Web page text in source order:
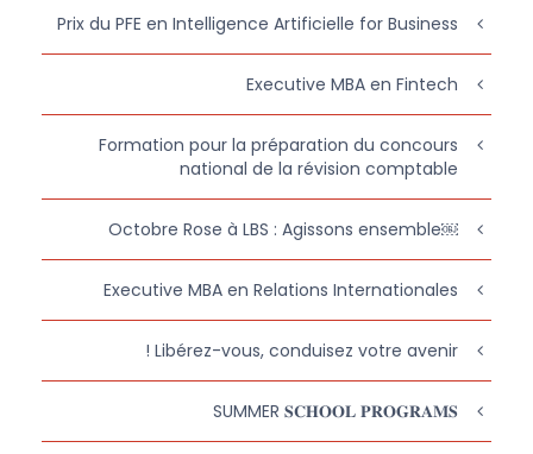
Prix du PFE en Intelligence Artificielle for Business
Executive MBA en Fintech
Formation pour la préparation du concours
national de la révision comptable
￼Octobre Rose à LBS : Agissons ensemble
Executive MBA en Relations Internationales
Libérez-vous, conduisez votre avenir !
SUMMER 𝐒𝐂𝐇𝐎𝐎𝐋 𝐏𝐑𝐎𝐆𝐑𝐀𝐌𝐒